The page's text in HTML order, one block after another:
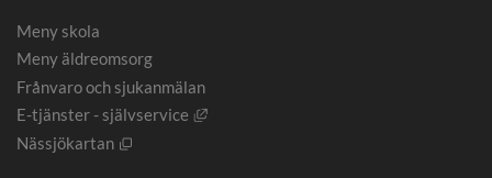
Meny skola
Meny äldreomsorg
Frånvaro och sjukanmälan
E-tjänster - självservice
Länk till annan webbplats, öppnas i
Nässjökartan
Öppnas i nytt fönster.